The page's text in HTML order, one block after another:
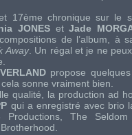
17ème chronique sur le
JONESetJade
de l’album, à
Away. Un régal et je ne
propose
sonne vraiment bien.
qualité, la production ad
qui a enregistré avec brio
Productions, The